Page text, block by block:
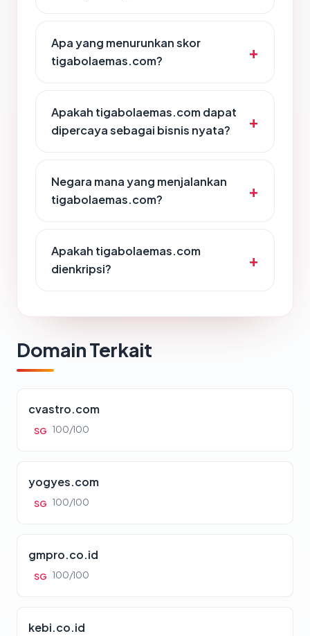
Apa yang menurunkan skor
tigabolaemas.com?
Apakah tigabolaemas.com dapat
dipercaya sebagai bisnis nyata?
Negara mana yang menjalankan
tigabolaemas.com?
Apakah tigabolaemas.com
dienkripsi?
Domain Terkait
cvastro.com
SG 100/100
yogyes.com
SG 100/100
gmpro.co.id
SG 100/100
kebi.co.id